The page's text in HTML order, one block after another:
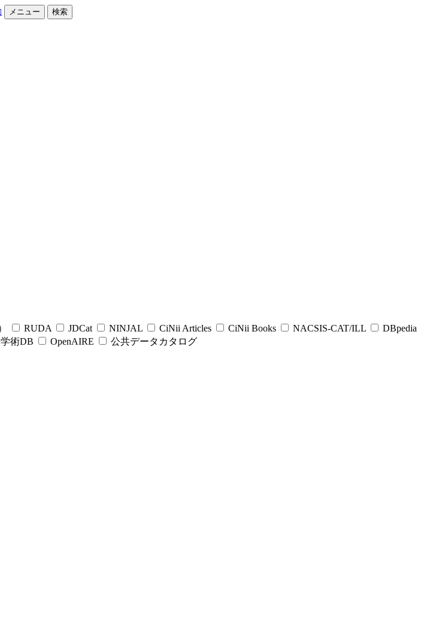
メニュー 検索
RUDA JDCat NINJAL CiNii Articles CiNii Books NACSIS-CAT/ILL
DBpedia
術DB OpenAIRE 公共データカタログ